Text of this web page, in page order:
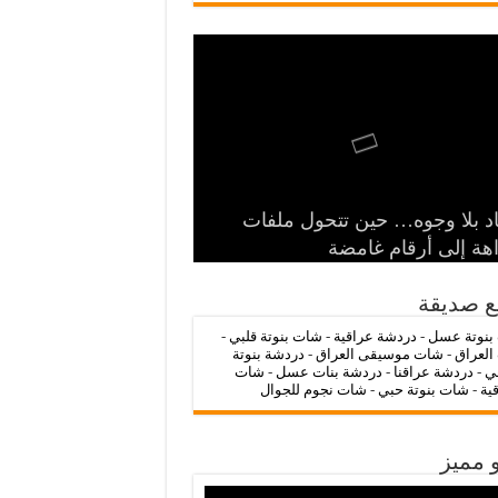
بلا وجوه… حين تتحول ملفات
إلى أرقام غامضة
الرمز السياسي وخطر التنازل عن
الدولةعراقنا 🔥
بنوتة عسل 💖
‌‌‌LC Waikiki: عنوان التسوق عبر
لشراء الملابس الأنيقة
صديقة
عسل - دردشة عراقية - شات بنوتة قلبي -
- شات موسيقى العراق - دردشة بنوتة
- دردشة عراقنا - دردشة بنات عسل - شات
- شات بنوتة حبي - شات نجوم للجوال
مميز